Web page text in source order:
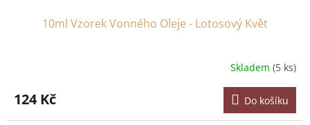
10ml Vzorek Vonného Oleje - Lotosový Květ
Skladem (5 ks)
124 Kč Do košíku